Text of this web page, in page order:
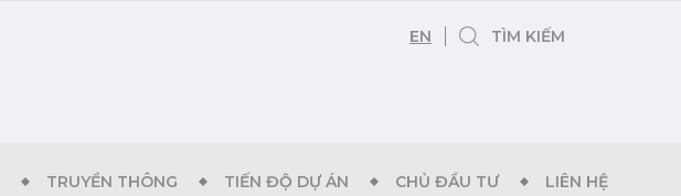
EN TÌM KIẾM
TRUYỀN THÔNG TIẾN ĐỘ DỰ ÁN CHỦ ĐẦU TƯ LIÊN HỆ